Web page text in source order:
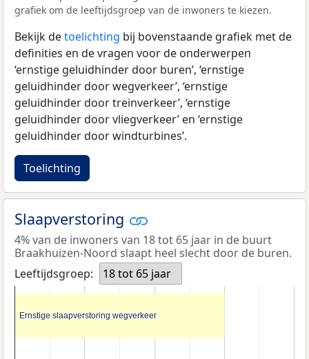
grafiek om de leeftijdsgroep van de inwoners te kiezen.
Bekijk detoelichting bij bovenstaande grafiek met de
definities en de vragen voor de onderwerpen
‘ernstige geluidhinder door buren’, ‘ernstige
geluidhinder door wegverkeer’, ‘ernstige
geluidhinder door treinverkeer’, ‘ernstige
geluidhinder door vliegverkeer’ en ‘ernstige
geluidhinder door windturbines’.
Toelichting
Slaapverstoring
4% van de inwoners van 18 tot 65 jaar in de buurt
Braakhuizen-Noord slaapt heel slecht door de buren.
Leeftijdsgroep:
18 tot 65 jaar
Ernstige slaapverstoring wegverkeer
Ernstige slaapverstoring wegverkeer